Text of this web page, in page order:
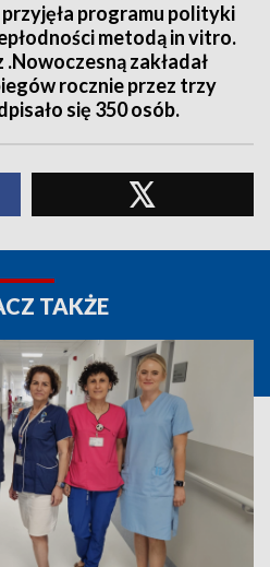
programu polityki
metodą in vitro.
zakładał
rocznie przez trzy
się 350 osób.
TAKŻE